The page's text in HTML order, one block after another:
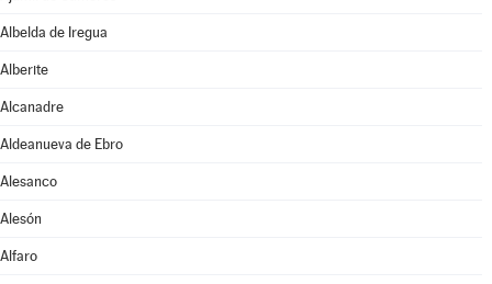
Albelda de Iregua
Alberite
Alcanadre
Aldeanueva de Ebro
Alesanco
Alesón
Alfaro